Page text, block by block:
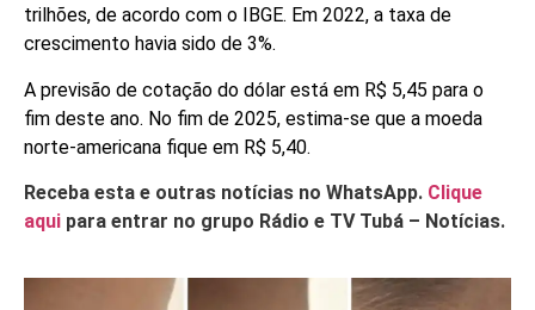
trilhões, de acordo com o IBGE. Em 2022, a taxa de
crescimento havia sido de 3%.
A previsão de cotação do dólar está em R$ 5,45 para o
fim deste ano. No fim de 2025, estima-se que a moeda
norte-americana fique em R$ 5,40.
Receba esta e outras notícias no WhatsApp. Clique
aqui para entrar no grupo Rádio e TV Tubá – Notícias.